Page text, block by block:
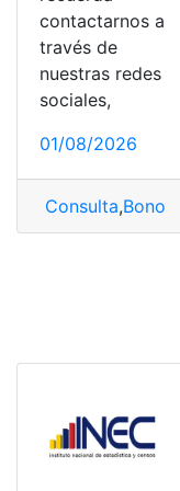
contactarnos a
través de
nuestras redes
sociales,
01/08/2026
Consulta,Bono